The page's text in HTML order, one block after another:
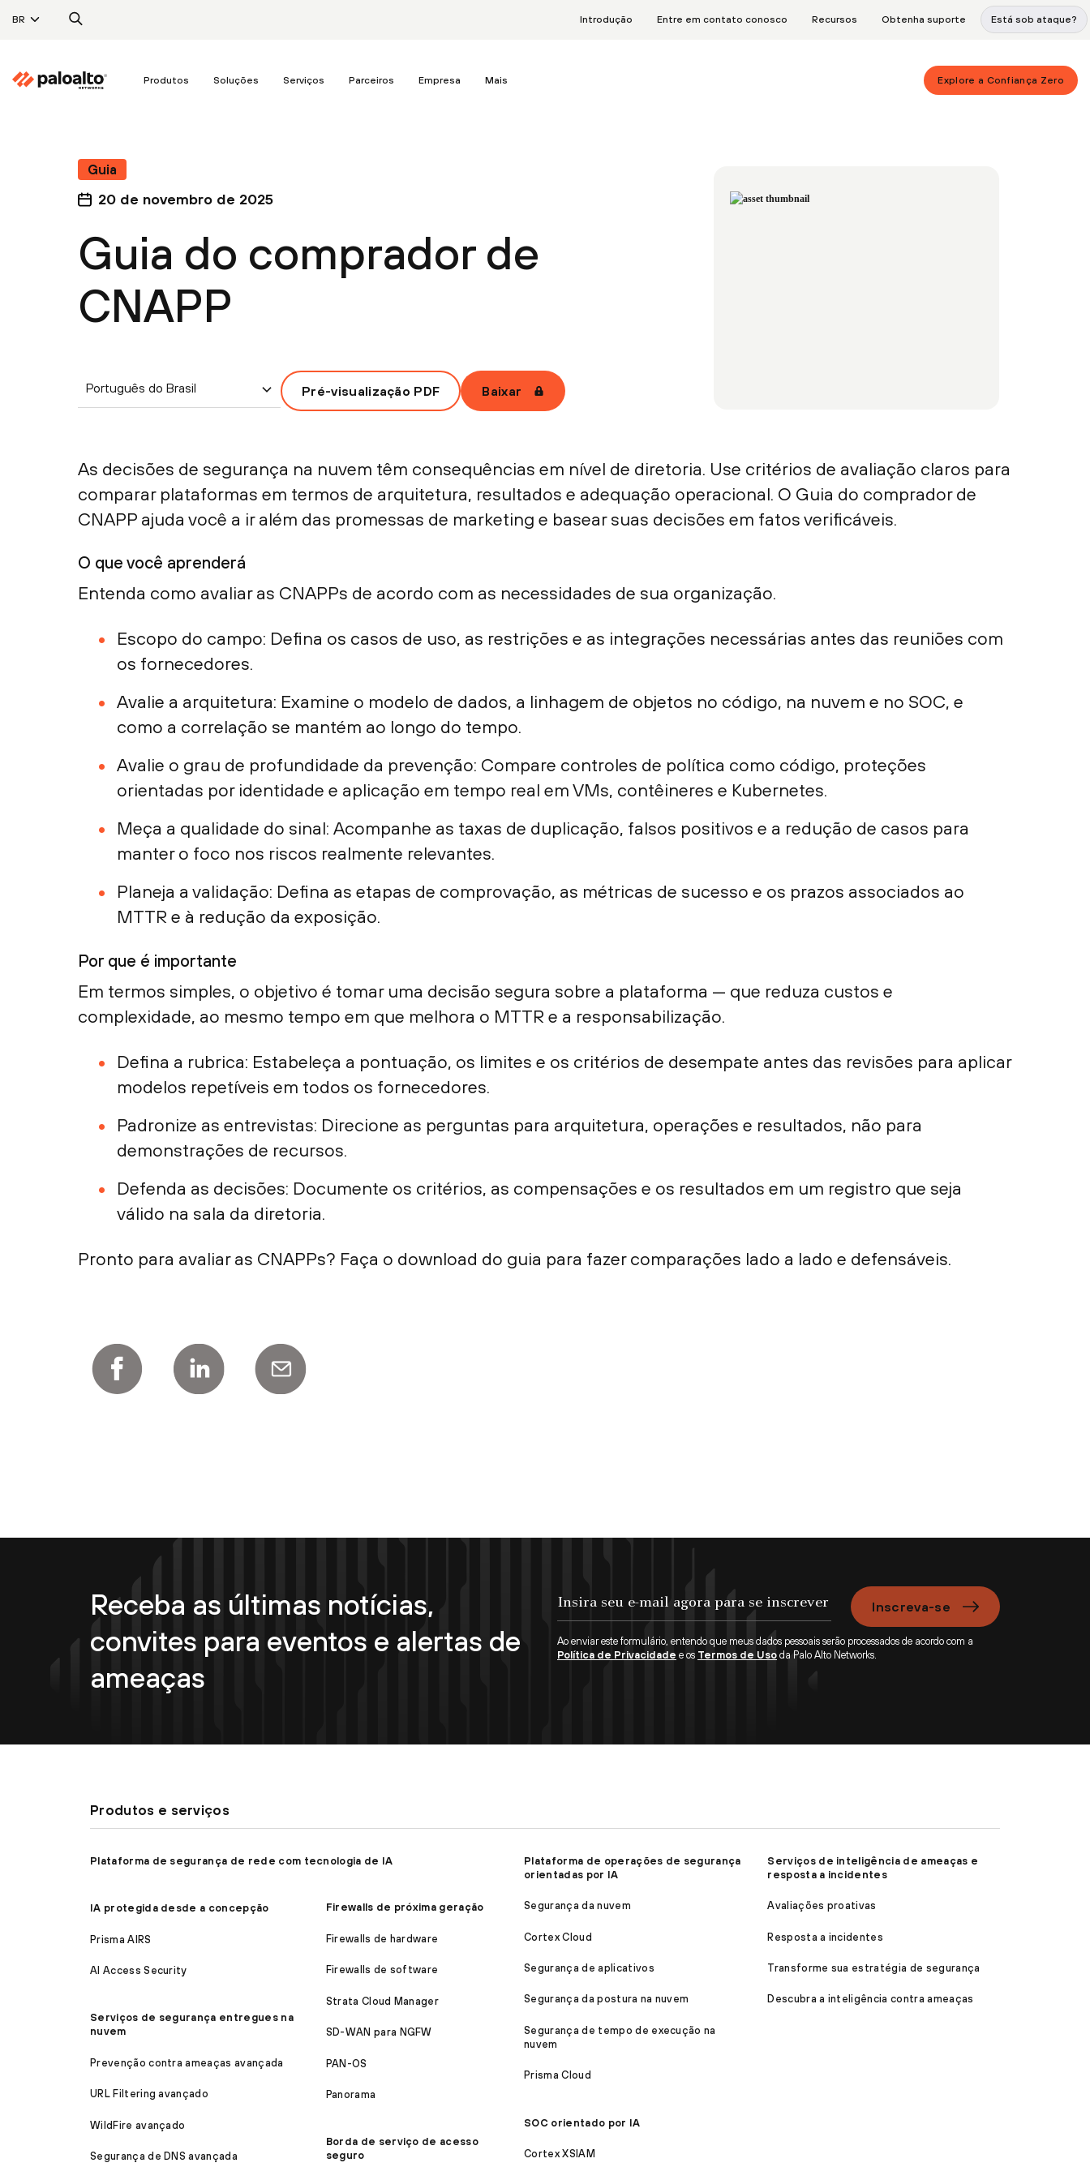
BR Introdução Entre em contato conosco Recursos Obtenha suporte Está sob ataque?
Produtos Soluções Serviços Parceiros Empresa Mais Explore a Confiança Zero
Guia
20 de novembro de 2025
Guia do comprador de
CNAPP
Português do Brasil Pré-visualização PDF Baixar
As decisões de segurança na nuvem têm consequências em nível de diretoria. Use critérios de avaliação claros para
comparar plataformas em termos de arquitetura, resultados e adequação operacional. O Guia do comprador de
CNAPP ajuda você a ir além das promessas de marketing e basear suas decisões em fatos verificáveis.
O que você aprenderá
Entenda como avaliar as CNAPPs de acordo com as necessidades de sua organização.
Escopo do campo: Defina os casos de uso, as restrições e as integrações necessárias antes das reuniões com
os fornecedores.
Avalie a arquitetura: Examine o modelo de dados, a linhagem de objetos no código, na nuvem e no SOC, e
como a correlação se mantém ao longo do tempo.
Avalie o grau de profundidade da prevenção: Compare controles de política como código, proteções
orientadas por identidade e aplicação em tempo real em VMs, contêineres e Kubernetes.
Meça a qualidade do sinal: Acompanhe as taxas de duplicação, falsos positivos e a redução de casos para
manter o foco nos riscos realmente relevantes.
Planeja a validação: Defina as etapas de comprovação, as métricas de sucesso e os prazos associados ao
MTTR e à redução da exposição.
Por que é importante
Em termos simples, o objetivo é tomar uma decisão segura sobre a plataforma — que reduza custos e
complexidade, ao mesmo tempo em que melhora o MTTR e a responsabilização.
Defina a rubrica: Estabeleça a pontuação, os limites e os critérios de desempate antes das revisões para aplicar
modelos repetíveis em todos os fornecedores.
Padronize as entrevistas: Direcione as perguntas para arquitetura, operações e resultados, não para
demonstrações de recursos.
Defenda as decisões: Documente os critérios, as compensações e os resultados em um registro que seja
válido na sala da diretoria.
Pronto para avaliar as CNAPPs? Faça o download do guia para fazer comparações lado a lado e defensáveis.
Receba as últimas notícias,
convites para eventos e alertas de
ameaças
Inscreva-se
Ao enviar este formulário, entendo que meus dados pessoais serão processados de acordo com a
Política de Privacidade e os Termos de Uso da Palo Alto Networks.
Produtos e serviços
Plataforma de segurança de rede com tecnologia de IA
IA protegida desde a concepção
Prisma AIRS
AI Access Security
Serviços de segurança entregues na
nuvem
Prevenção contra ameaças avançada
URL Filtering avançado
WildFire avançado
Segurança de DNS avançada
Firewalls de próxima geração
Firewalls de hardware
Firewalls de software
Strata Cloud Manager
SD-WAN para NGFW
PAN-OS
Panorama
Borda de serviço de acesso
seguro
Plataforma de operações de segurança
orientadas por IA
Segurança da nuvem
Cortex Cloud
Segurança de aplicativos
Segurança da postura na nuvem
Segurança de tempo de execução na
nuvem
Prisma Cloud
SOC orientado por IA
Cortex XSIAM
Serviços de inteligência de ameaças e
resposta a incidentes
Avaliações proativas
Resposta a incidentes
Transforme sua estratégia de segurança
Descubra a inteligência contra ameaças